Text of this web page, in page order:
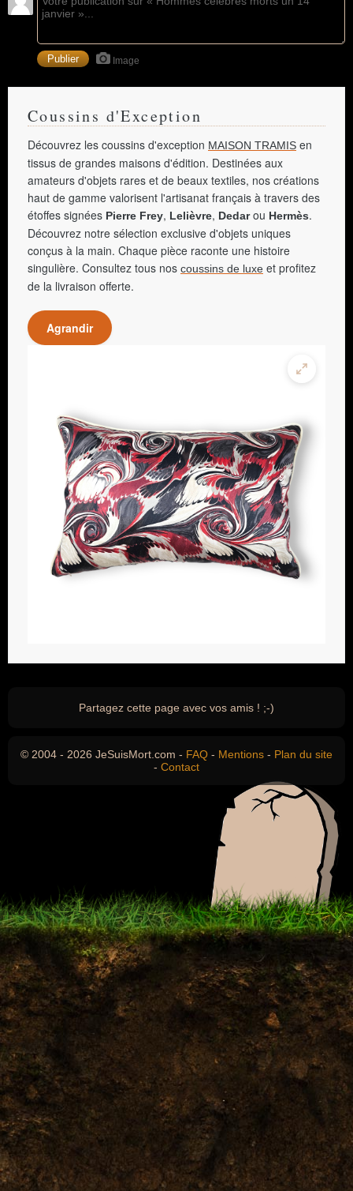
Image
Coussins d'Exception
Découvrez les coussins d'exception MAISON TRAMIS en
tissus de grandes maisons d'édition. Destinées aux
amateurs d'objets rares et de beaux textiles, nos créations
haut de gamme valorisent l'artisanat français à travers des
étoffes signées Pierre Frey, Lelièvre, Dedarou Hermès.
Découvrez notre sélection exclusive d'objets uniques
conçus à la main. Chaque pièce raconte une histoire
singulière. Consultez tous nos coussins de luxe et profitez
de la livraison offerte.
Agrandir
Partagez cette page avec vos amis ! ;-)
© 2004 - 2026 JeSuisMort.com - FAQ - Mentions - Plan du site
- Contact